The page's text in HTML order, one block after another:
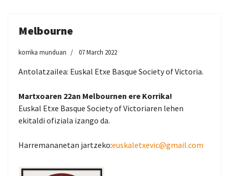
Melbourne
korrika munduan 07 March 2022
Antolatzailea: Euskal Etxe Basque Society of Victoria.
Martxoaren 22an Melbournen ere Korrika!
Euskal Etxe Basque Society of Victoriaren lehen
ekitaldi ofiziala izango da.
Harremananetan jartzeko:euskaletxevic@gmail.com